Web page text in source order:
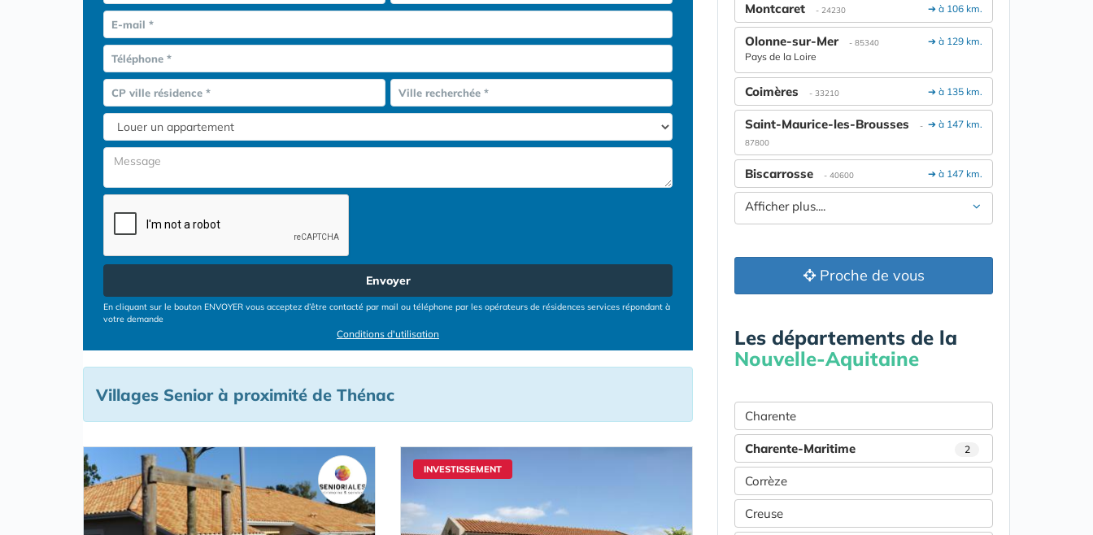
E-mail *
Téléphone *
CP ville résidence * Ville recherchée *
Envoyer
En cliquant sur le bouton ENVOYER vous acceptez d’être contacté par mail ou téléphone par les opérateurs de résidences services répondant à
votre demande
Conditions d'utilisation
Villages Senior à proximité de Thénac
INVESTISSEMENT
➔ à 106 km.
Montcaret - 24230
➔ à 129 km.
Olonne-sur-Mer - 85340
Pays de la Loire
➔ à 135 km.
Coimères - 33210
➔ à 147 km.
Saint-Maurice-les-Brousses
-
87800
➔ à 147 km.
Biscarrosse - 40600
Afficher plus....
Proche de vous
Les départements de la
Nouvelle-Aquitaine
Charente
Charente-Maritime 2
Corrèze
Creuse